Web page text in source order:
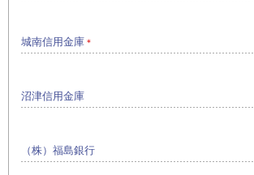
城南信用金庫 ＊
沼津信用金庫
（株）福島銀行